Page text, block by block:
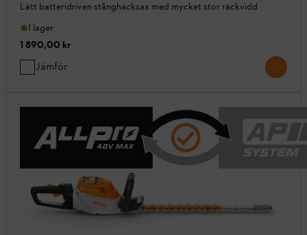
Lätt batteridriven stånghäcksax med mycket stor räckvidd
I lager
1 890,00 kr
Jämför